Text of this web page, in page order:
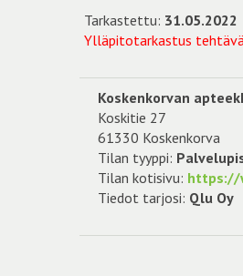
Tarkastettu: 31.05.2022
Ylläpitotarkastus
Koskenkorvan
Koskitie 27
61330 Koskenkorva
Tilan tyyppi:
Tilan kotisivu: https://
Tiedot tarjosi: Qlu Oy